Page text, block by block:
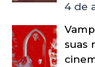
4 de
suas